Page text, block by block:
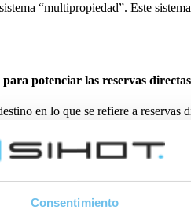
Consentimiento
“multipropiedad”. Este
potenciar las reservas
en lo que se refiere a reservas
exclusivas para reservas directas.
claro en cuanto a las tarifas y la
a precio un poco más alto. Con